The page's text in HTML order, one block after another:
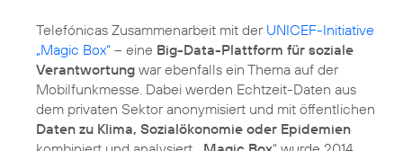
Telefónicas Zusammenarbeit mit der UNICEF-Initiative
„Magic Box“ – eine Big-Data-Plattform für soziale
Verantwortung war ebenfalls ein Thema auf der
Mobilfunkmesse. Dabei werden Echtzeit-Daten aus
dem privaten Sektor anonymisiert und mit öffentlichen
Daten zu Klima, Sozialökonomie oder Epidemien